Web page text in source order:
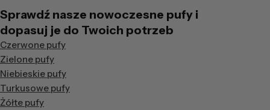
Sprawdź nasze nowoczesne pufy i
dopasuj je do Twoich potrzeb
Czerwone pufy
Zielone pufy
Niebieskie pufy
Turkusowe pufy
Żółte pufy